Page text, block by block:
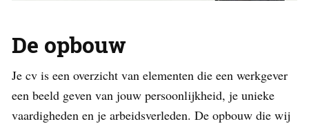
De opbouw
Je cv is een overzicht van elementen die een werkgever
een beeld geven van jouw persoonlijkheid, je unieke
vaardigheden en je arbeidsverleden. De opbouw die wij